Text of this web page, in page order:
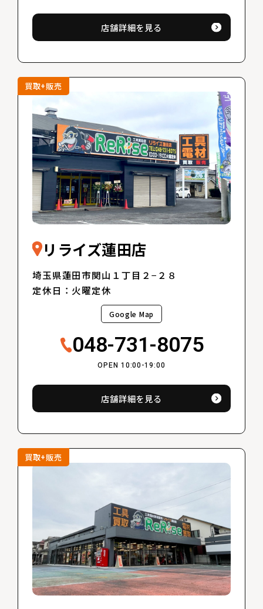
店舗詳細を見る
買取+販売
リライズ蓮田店
埼玉県蓮田市関山１丁目２−２８
定休日：火曜定休
Google Map
048-731-8075
OPEN 10:00-19:00
店舗詳細を見る
買取+販売